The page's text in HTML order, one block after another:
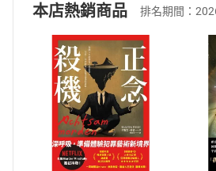
(二)消費者訂購本店鋪之
且已下載/存取電子書，不
退貨方式：您欲取消訂單
貨」，本店鋪將依您的申
請注意，樂天市場須以整
挑選商品
Choose
購書後，如何開始使
Step1.選擇閱讀載
本店熱銷商品 排名期間：